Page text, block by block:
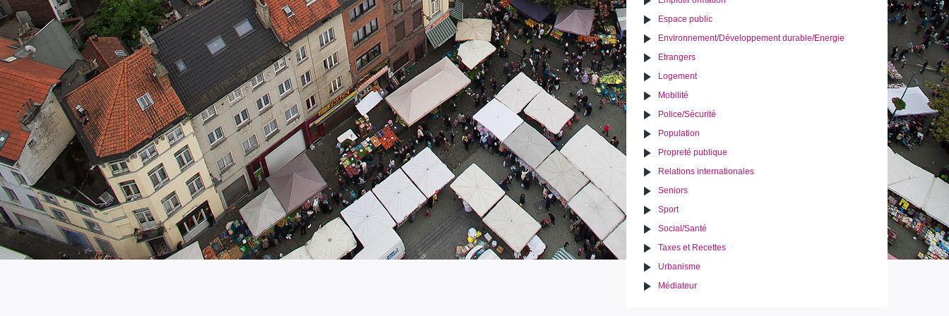
Espace public
Environnement/Développement durable/Energie
Etrangers
Logement
Mobilité
Police/Sécurité
Population
Propreté publique
Relations internationales
Seniors
Sport
Social/Santé
Taxes et Recettes
Urbanisme
Médiateur